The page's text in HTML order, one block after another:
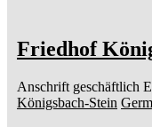
Friedhof
Anschrift geschäftlich
Königsbach-Stein